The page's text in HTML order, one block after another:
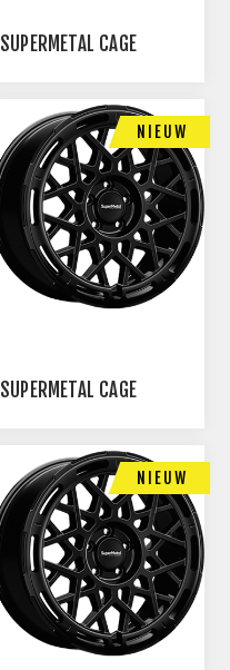
SUPERMETAL CAGE
NIEUW
SUPERMETAL CAGE
NIEUW